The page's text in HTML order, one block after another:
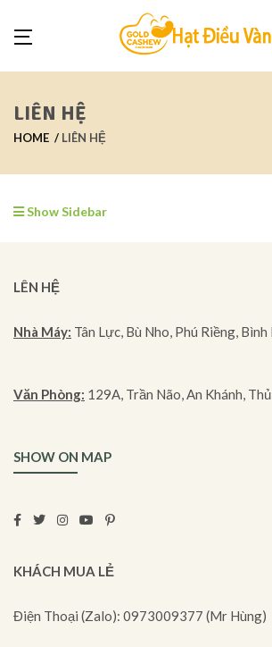
LIÊN HỆ
HOME LIÊN HỆ
Show Sidebar
LÊN HỆ
Nhà Máy: Tân Lực, Bù Nho, Phú Riềng,
Văn Phòng: 129A, Trần Não, An Khánh,
SHOW ON MAP
KHÁCH MUA LẺ
Điện Thoại (Zalo): 0973009377 (Mr Hùng)